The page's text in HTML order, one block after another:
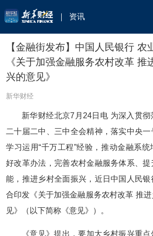
资讯
【金融街发布】中国人民银行 农
《关于加强金融服务农村改革 推
兴的意见》
新华财经
新华财经北京7月24日电 为深入贯
二十届二中、三中全会精神，落实中央一
学习运用“千万工程”经验，推动金融系统
好改革办法，完善农村金融服务体系、
能，推进乡村全面振兴，近日中国人民
合印发《关于加强金融服务农村改革 推
见》（以下简称《意见》）。
《意见》提出，要加大乡村振兴重